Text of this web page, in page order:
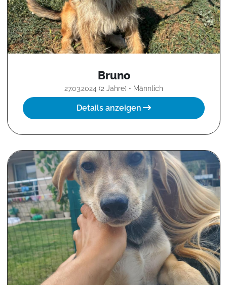
Bruno
27.03.2024 (2 Jahre) • Männlich
Details anzeigen